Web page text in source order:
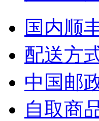
国内顺
配送方
中国邮
自取商